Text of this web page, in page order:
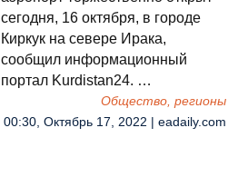
сегодня, 16 октября, в городе
Киркук на севере Ирака,
сообщил информационный
портал Kurdistan24. …
Общество, регионы
00:30, Октябрь 17, 2022 | eadaily.com